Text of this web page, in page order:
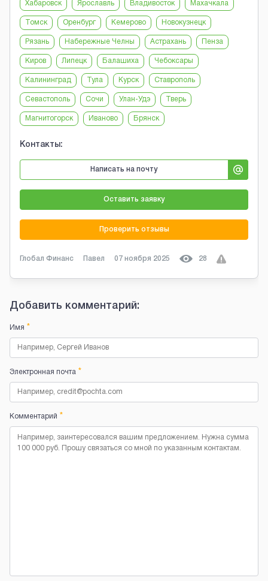
Хабаровск Ярославль Владивосток Махачкала
Томск Оренбург Кемерово Новокузнецк
Рязань Набережные Челны Астрахань Пенза
Киров Липецк Балашиха Чебоксары
Калининград Тула Курск Ставрополь
Севастополь Сочи Улан-Удэ Тверь
Магнитогорск Иваново Брянск
Контакты:
Написать на почту
Оставить заявку
Проверить отзывы
Глобал Финанс Павел 07 ноября 2025 28
Добавить комментарий:
Имя *
Электронная почта *
Комментарий *